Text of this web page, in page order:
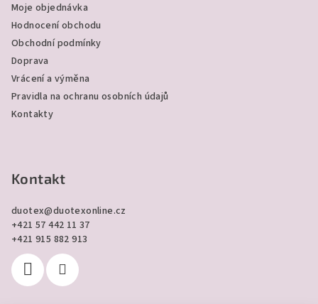
Moje objednávka
Hodnocení obchodu
Obchodní podmínky
Doprava
Vrácení a výměna
Pravidla na ochranu osobních údajů
Kontakty
Kontakt
duotex@duotexonline.cz
+421 57 442 11 37
+421 915 882 913